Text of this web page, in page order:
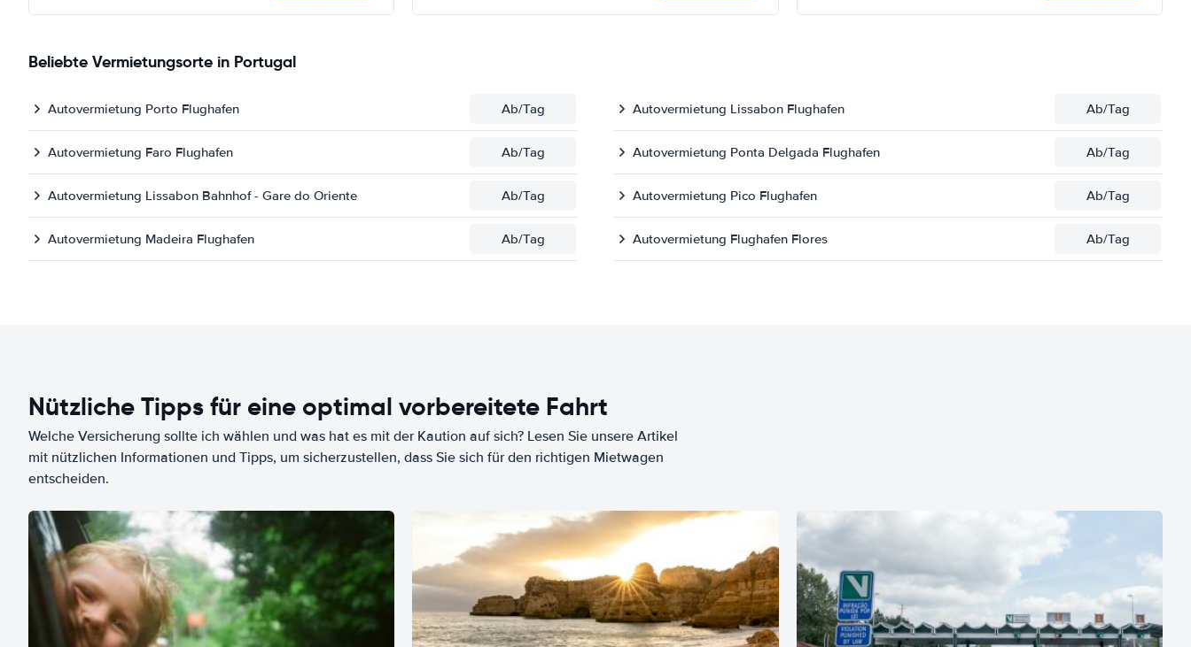
Beliebte Vermietungsorte in Portugal
Autovermietung Porto Flughafen Ab/Tag Autovermietung Lissabon Flughafen Ab/Tag
Autovermietung Faro Flughafen Ab/Tag Autovermietung Ponta Delgada Flughafen Ab/Tag
Autovermietung Lissabon Bahnhof - Gare do Oriente Ab/Tag Autovermietung Pico Flughafen Ab/Tag
Autovermietung Madeira Flughafen Ab/Tag Autovermietung Flughafen Flores Ab/Tag
Nützliche Tipps für eine optimal vorbereitete Fahrt
Welche Versicherung sollte ich wählen und was hat es mit der Kaution auf sich? Lesen Sie unsere Artikel
mit nützlichen Informationen und Tipps, um sicherzustellen, dass Sie sich für den richtigen Mietwagen
entscheiden.